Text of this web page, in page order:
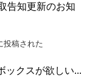
告知更新のお知
投稿された
ックスが欲しい...